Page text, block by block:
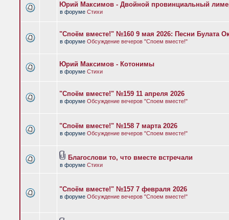
Юрий Максимов - Двойной провинциальный
в форуме Стихи
"Споём вместе!" №160 9 мая 2026: Песни Булата
в форуме Обсуждение вечеров "Споем вместе!"
Юрий Максимов - Котонимы
в форуме Стихи
"Споём вместе!" №159 11 апреля 2026
в форуме Обсуждение вечеров "Споем вместе!"
"Споём вместе!" №158 7 марта 2026
в форуме Обсуждение вечеров "Споем вместе!"
Благослови то, что вместе встречали
в форуме Стихи
"Споём вместе!" №157 7 февраля 2026
в форуме Обсуждение вечеров "Споем вместе!"